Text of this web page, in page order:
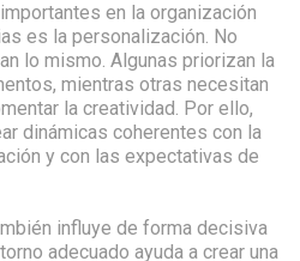
en la organización
es la personalización. No
lo mismo. Algunas priorizan la
mientras otras necesitan
la creatividad. Por ello,
dinámicas coherentes con la
y con las expectativas de
influye de forma decisiva
adecuado ayuda a crear una